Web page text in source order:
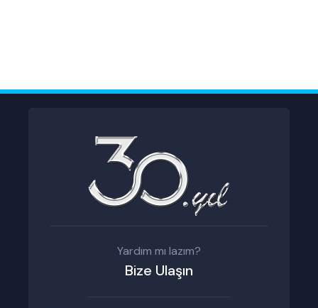
Yardım mı lazım?
Bize Ulaşın